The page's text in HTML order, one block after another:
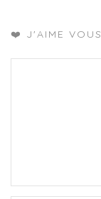
❤️ J'AIME